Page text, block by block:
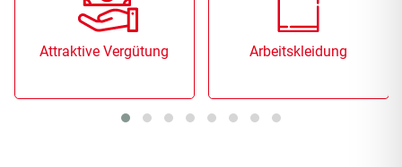
Attraktive Vergütung Arbeitskleidung